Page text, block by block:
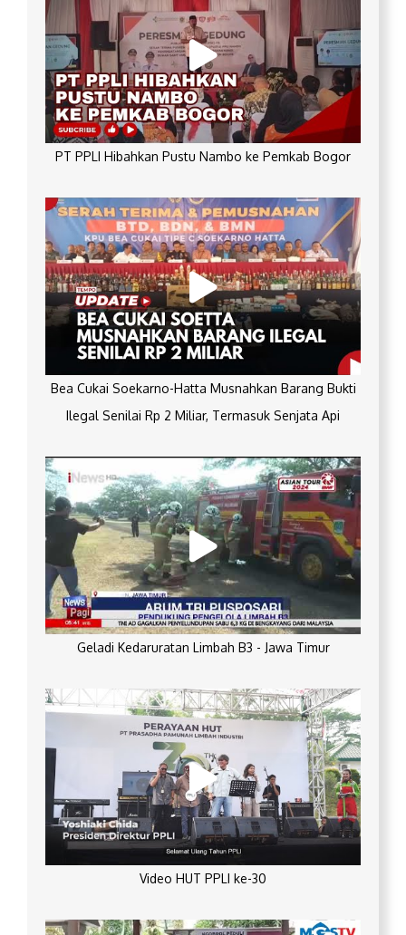
PT PPLI Hibahkan Pustu Nambo ke Pemkab Bogor
Bea Cukai Soekarno-Hatta Musnahkan Barang Bukti
Ilegal Senilai Rp 2 Miliar, Termasuk Senjata Api
Geladi Kedaruratan Limbah B3 - Jawa Timur
Video HUT PPLI ke-30